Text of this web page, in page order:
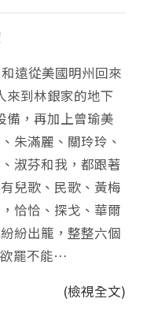
遠從美國明州回來
來到林銀家的地下
備，再加上曾瑜美
朱滿麗、關玲玲、
淑芬和我，都跟著
兒歌、民歌、黃梅
恰恰、探戈、華爾
紛出籠，整整六個
罷不能…
(檢視全文)